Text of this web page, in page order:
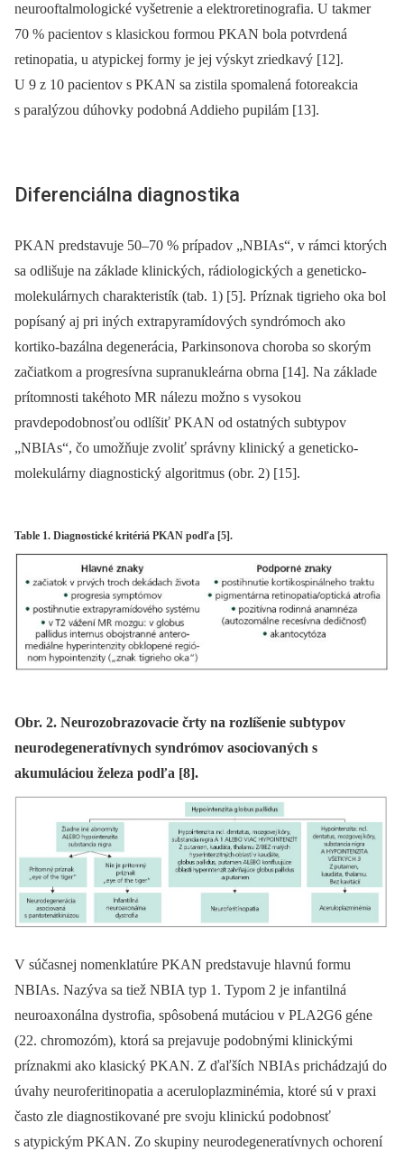
neurooftalmologické vyšetrenie a elektroretinografia. U takmer
70 % pacientov s klasickou formou PKAN bola potvrdená
retinopatia, u atypickej formy je jej výskyt zriedkavý [12].
U 9 z 10 pa­cientov s PKAN sa zistila spomalená fotoreakcia
s paralýzou dúhovky podobná Addieho pupilám [13].
Diferenciálna diagnostika
PKAN predstavuje 50–70 % prípadov „NBIAs“, v rámci ktorých
sa odlišuje na základe klinických, rádiologických a geneticko-
molekulárnych charakteristík (tab. 1) [5]. Príznak tigrieho oka bol
popísaný aj pri iných extrapyramídových syndrómoch ako
kortiko-bazálna degenerácia, Parkinsonova choroba so skorým
začiatkom a progresívna supranukleárna obrna [14]. Na základe
prítomnosti takéhoto MR nálezu možno s vysokou
pravdepodobnosťou odlíšiť PKAN od ostatných subtypov
„NBIAs“, čo umožňuje zvoliť správny klinický a geneticko-
molekulárny diagnostický algoritmus (obr. 2) [15].
Table 1. Diagnostické kritériá PKAN podľa [5].
Obr. 2. Neurozobrazovacie črty na rozlíšenie subtypov
neurodegeneratívnych syndrómov asociovaných s
akumuláciou železa podľa [8].
V súčasnej nomenklatúre PKAN predstavuje hlavnú formu
NBIAs. Nazýva sa tiež NBIA typ 1. Typom 2 je infantilná
neuroaxonálna dystrofia, spôsobená mutáciou v PLA2G6 géne
(22. chromozóm), ktorá sa prejavuje podobnými klinickými
príznakmi ako klasický PKAN. Z ďaľších NBIAs prichádzajú do
úvahy neuroferitinopatia a aceruloplazminémia, ktoré sú v praxi
často zle diagnostikované pre svoju klinickú podobnosť
s atypickým PKAN. Zo skupiny neurodegeneratívnych ochorení